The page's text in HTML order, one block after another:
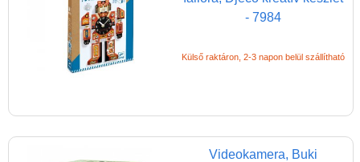
- 7984
Külső raktáron, 2-3 napon belül szállítható
Videokamera, Buki